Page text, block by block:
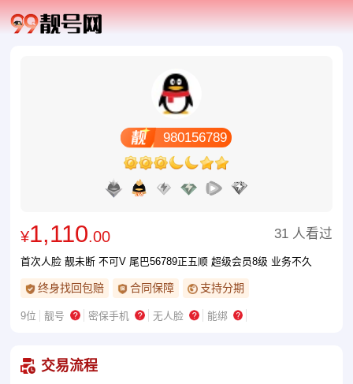
980156789
¥1,110.00 31 人看过
首次人脸 靓未断 不可V 尾巴56789正五顺 超级会员8级 业务不久
终身找回包赔 合同保障 支持分期
9位 靓号 密保手机 无人脸 能绑
交易流程